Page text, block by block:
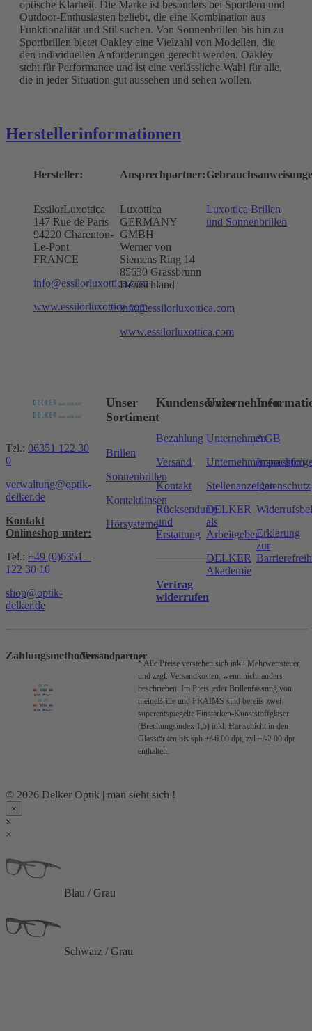
optische Klarheit. Die Marke ist besonders bei Sportlern und
Outdoor-Enthusiasten beliebt, die eine Kombination aus
Funktionalität und Stil suchen. Von Sonnenbrillen bis hin zu
Sportbrillen bietet Oakley eine Vielzahl von Modellen, die
den individuellen Anforderungen gerecht werden. Oakley
steht für Performance und ist eine verlässliche Wahl für alle,
die in jeder Situation gut aussehen und sehen wollen.
Herstellerinformationen
Hersteller:
EssilorLuxottica
147 Rue de Paris
94220 Charenton-
Le-Pont
FRANCE
info@essilorluxottica.com
www.essilorluxottica.com
Ansprechpartner:
Luxottica
GERMANY
GMBH
Werner von
Siemens Ring 14
85630 Grassbrunn
Deutschland
info@essilorluxottica.com
www.essilorluxottica.com
Luxottica Brillen
und Sonnenbrillen
Tel.: 06351 122 30
0
verwaltung@optik-
delker.de
Kontakt
Onlineshop unter:
Tel.: +49 (0)6351 –
122 30 10
shop@optik-
delker.de
Unser
Sortiment
Brillen
Sonnenbrillen
Kontaktlinsen
Hörsysteme
Kundenservice
Bezahlung
Versand
Kontakt
Rücksendung
und
Erstattung
Vertrag
widerrufen
Unternehmen
Unternehmen
Stellenanzeigen
DELKER
als
Arbeitgeber
DELKER
Akademie
AGB
Impressum
Datenschutz
Erklärung
zur
ZahlungsmethodenVersandpartner
* Alle Preise verstehen sich inkl. Mehrwertsteuer
und zzgl. Versandkosten, wenn nicht anders
beschrieben. Im Preis jeder Brillenfassung von
meineBrille und FRAIMS sind bereits zwei
superentspiegelte Einstärken-Kunststoffgläser
(Brechungsindex 1,5) inkl. Hartschicht in den
Glasstärken bis sph +/-6.00 dpt, zyl +/-2.00 dpt
enthalten.
© 2026 Delker Optik | man sieht sich !
×
×
×
Blau / Grau
Schwarz / Grau